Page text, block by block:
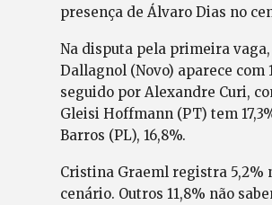
presença de Álvaro Dias no
Na disputa pela primeira
Dallagnol (Novo) aparece com
seguido por Alexandre Curi,
Gleisi Hoffmann (PT) tem
Barros (PL), 16,8%.
Cristina Graeml registra 5,2%
cenário. Outros 11,8% não